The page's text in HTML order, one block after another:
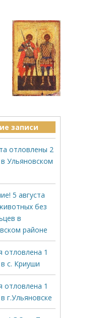
записи
отловлены 2
Ульяновском
5 августа
без
в
районе
отловлена 1
с. Криуши
отловлена 1
г.Ульяновске